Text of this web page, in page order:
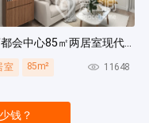
招商都会中心85㎡两居室现代简约风装修案例
室 85m² 11648
钱？